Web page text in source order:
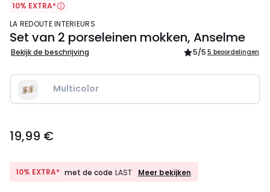
10% EXTRA*
LA REDOUTE INTERIEURS
Set van 2 porseleinen mokken, Anselme
Bekijk de beschrijving 5/5 5 beoordelingen
Multicolor
€.
19,99 €
10% EXTRA* met de code LAST
10%
Meer bekijken